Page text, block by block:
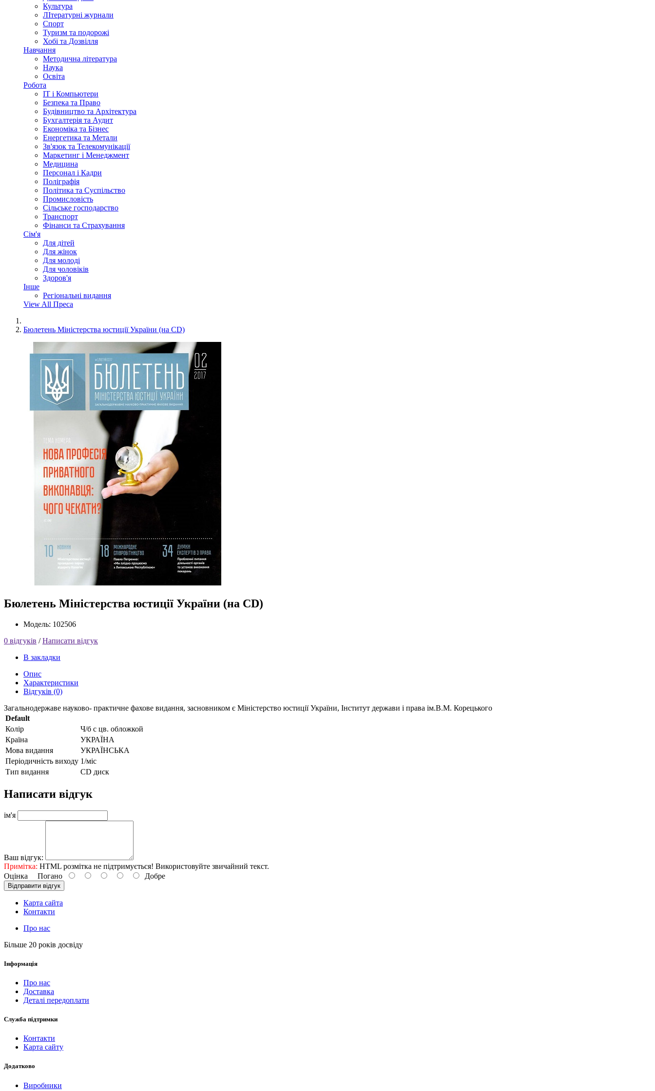
Культура
ЛІтературні журнали
Спорт
Туризм та подорожі
Хобі та Дозвілля
Навчання
Методична література
Наука
Освіта
Робота
IT і Компьютери
Безпека та Право
Будівництво та Архітектура
Бухгалтерія та Аудит
Економіка та Бізнес
Енергетика та Метали
Зв'язок та Телекомунікації
Маркетинг і Менеджмент
Медицина
Персонал і Кадри
Поліграфія
Політика та Суспільство
Промисловість
Сільське господарство
Транспорт
Фінанси та Страхування
Сім'я
Для дітей
Для жінок
Для молоді
Для чоловіків
Здоров'я
Інше
Регіональні видання
View All Преса
Бюлетень Міністерства юстиції України (на CD)
Бюлетень Міністерства юстиції України (на CD)
Модель: 102506
0 відгуків /Написати відгук
В закладки
Опис
Характеристики
Відгуків (0)
Загальнодержаве науково- практичне фахове видання, засновником є Міністерство юстиції України, Інститут держави і права ім.В.М. Корецького
Default
Колір
Ч/б с цв. обложкой
Країна
УКРАЇНА
Мова видання
УКРАЇНСЬКА
Періодичність виходу 1/міс
Тип видання
CD диск
Написати відгук
ім'я
Ваш відгук:
Примітка: HTML розмітка не підтримується! Використовуйте звичайний текст.
Оцінка Погано Добре
Відправити відгук
Карта сайта
Контакти
Про нас
Більше 20 років досвіду
Інформація
Про нас
Доставка
Деталі передоплати
Служба підтримки
Контакти
Карта сайту
Додатково
Виробники